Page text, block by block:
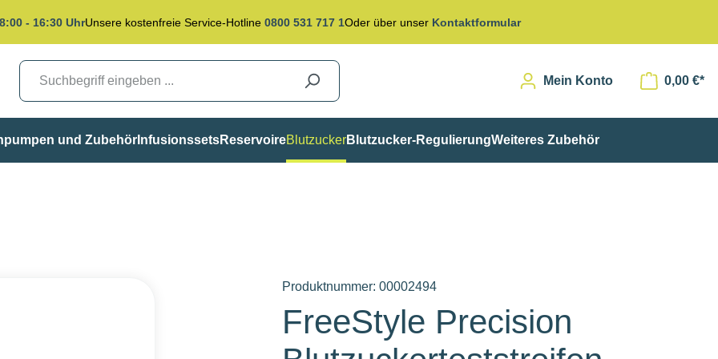
- 16:30 UhrUnsere kostenfreie Service-Hotline 0800 531 717 1Oder über unser Kontaktformular
Mein Konto 0,00 €*
und ZubehörInfusionssetsReservoireBlutzuckerBlutzucker-RegulierungWeiteres Zubehör
Produktnummer: 00002494
FreeStyle Precision